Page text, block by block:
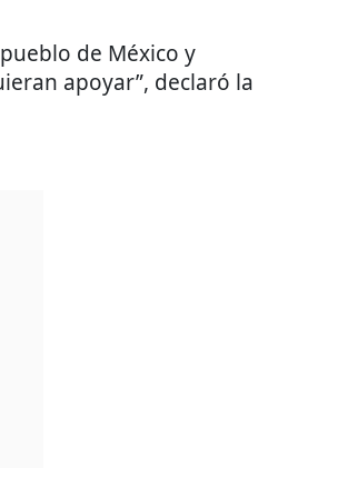
de México y
apoyar”, declaró la